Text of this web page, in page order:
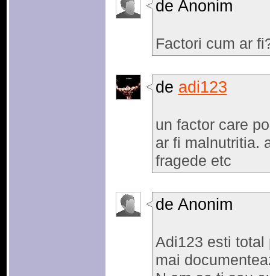
de Anonim
Factori cum ar
de adi123
un factor care
ar fi malnutritia.
fragede etc
de Anonim
Adi123 esti total
mai